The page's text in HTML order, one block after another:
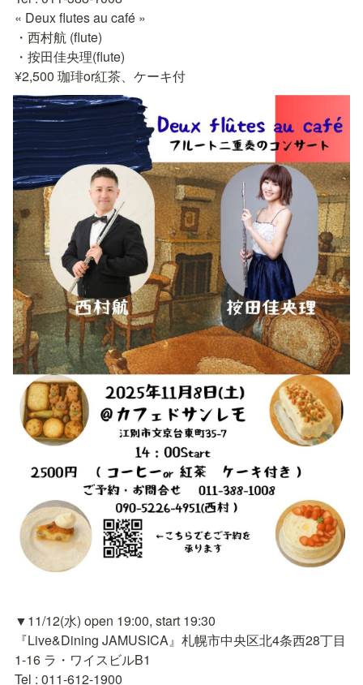
« Deux flutes au café »
・西村航 (flute)
・按田佳央理(flute)
¥2,500 珈琲or紅茶、ケーキ付
▼11/12(水) open 19:00, start 19:30
『Live&Dining JAMUSICA』札幌市中央区北4条西28丁目
1-16 ラ・ワイスビルB1
Tel : 011-612-1900